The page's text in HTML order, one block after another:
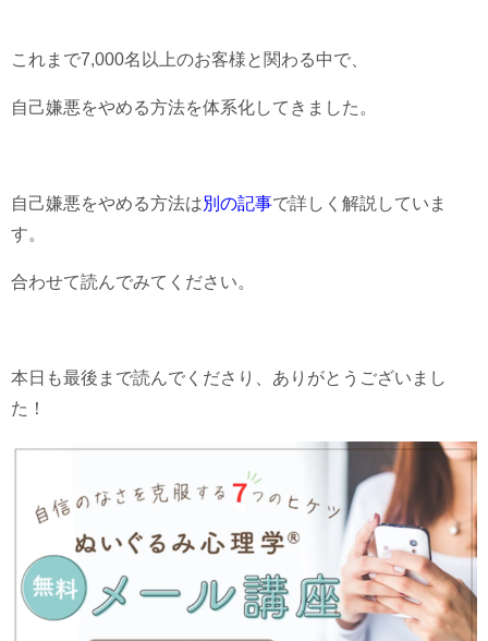
これまで7,000名以上のお客様と関わる中で、
自己嫌悪をやめる方法を体系化してきました。
自己嫌悪をやめる方法は別の記事で詳しく解説していま
す。
合わせて読んでみてください。
本日も最後まで読んでくださり、ありがとうございまし
た！